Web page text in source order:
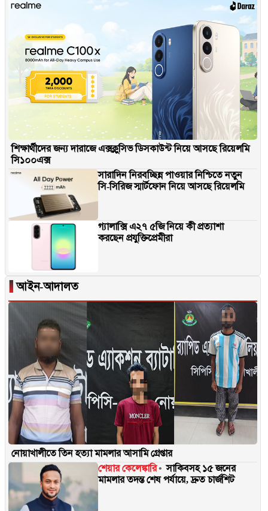
শিক্ষার্থীদের জন্য দারাজে এক্সক্লুসিভ ডিসকাউন্ট নিয়ে আসছে রিয়েলমি
সি১০০এক্স
সারাদিন নিরবচ্ছিন্ন পাওয়ার নিশ্চিতে নতুন
সি-সিরিজ স্মার্টফোন নিয়ে আসছে রিয়েলমি
গ্যালাক্সি এ২৭ ৫জি নিয়ে কী প্রত্যাশা
করছেন প্রযুক্তিপ্রেমীরা
▐আইন-আদালত
নোয়াখালীতে তিন হত্যা মামলার আসামি গ্রেপ্তার
শেয়ার কেলেঙ্কারি
সাকিবসহ ১৫ জনের
মামলার তদন্ত শেষ পর্যায়ে, দ্রুত চার্জশিট